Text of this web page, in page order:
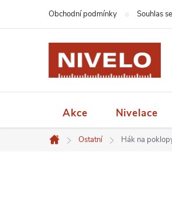
Obchodní podmínky Souhlas
Akce Nivelace
Domů
Ostatní Hák na